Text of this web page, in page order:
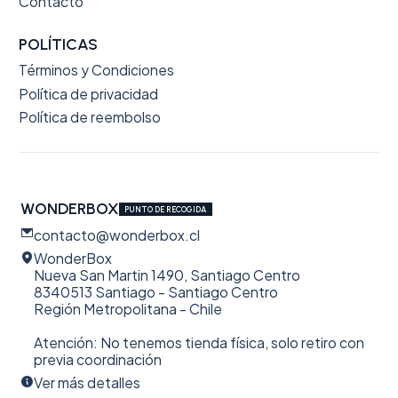
POLÍTICAS
Términos y Condiciones
Política de privacidad
Política de reembolso
WONDERBOX PUNTO DE RECOGIDA
contacto@wonderbox.cl
WonderBox
Nueva San Martin 1490, Santiago Centro
8340513 Santiago - Santiago Centro
Región Metropolitana - Chile
Atención: No tenemos tienda física, solo retiro con
previa coordinación
Ver más detalles